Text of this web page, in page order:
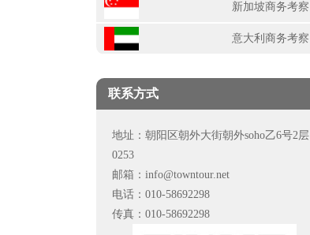
新加坡商务考察
意大利商务考察
联系方式
地址：朝阳区朝外大街朝外soho乙6号2层
0253
邮箱：info@towntour.net
电话：010-58692298
传真：010-58692298